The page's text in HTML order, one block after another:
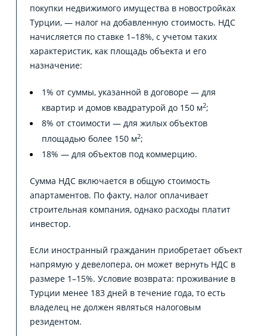
покупки недвижимого имущества в новостройках
Турции, — налог на добавленную стоимость. НДС
начисляется по ставке 1–18%, с учетом таких
характеристик, как площадь объекта и его
назначение:
1% от суммы, указанной в договоре — для
квартир и домов квадратурой до 150 м2;
8% от стоимости — для жилых объектов
площадью более 150 м2;
18% — для объектов под коммерцию.
Сумма НДС включается в общую стоимость
апартаментов. По факту, налог оплачивает
строительная компания, однако расходы платит
инвестор.
Если иностранный гражданин приобретает объект
напрямую у девелопера, он может вернуть НДС в
размере 1–15%. Условие возврата: проживание в
Турции менее 183 дней в течение года, то есть
владелец не должен являться налоговым
резидентом.